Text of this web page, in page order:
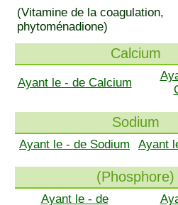
(Vitamine de la coagulation,
phytoménadione)
Calcium
Ayant le - de Calcium
Sodium
Ayant le - de Sodium Ayant
(Phosphore)
Ayant le - de